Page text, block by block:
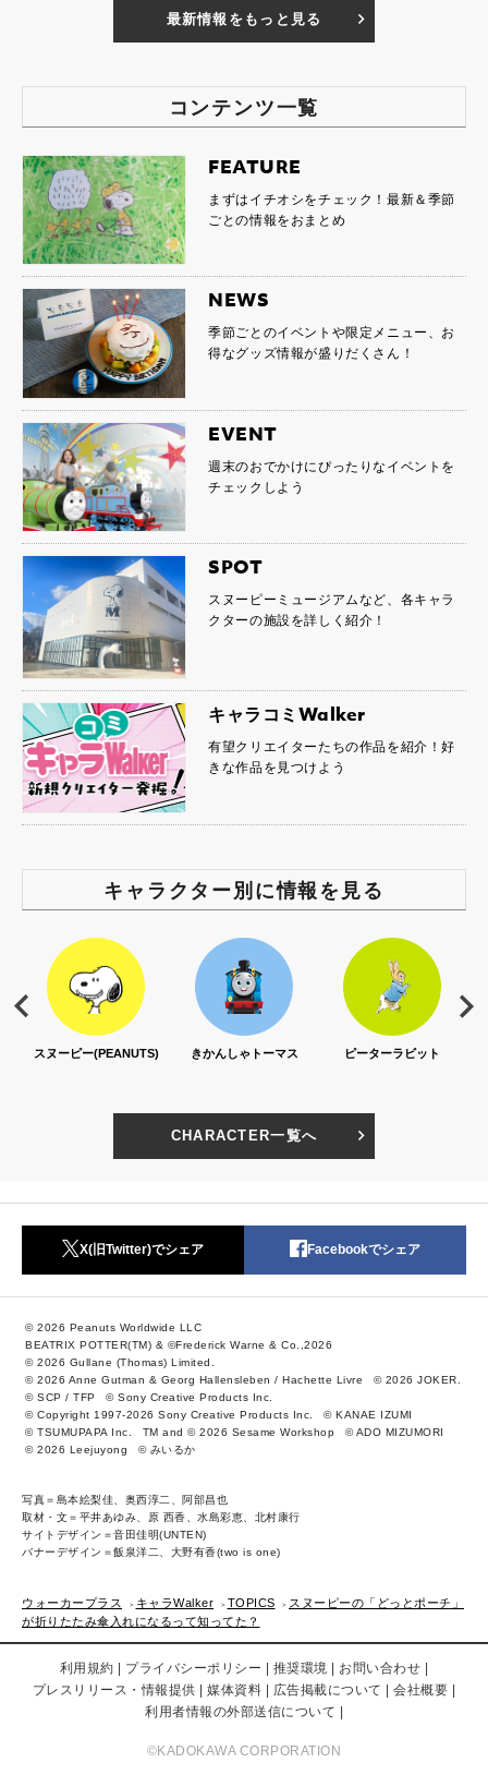
最新情報をもっと見る
コンテンツ一覧
FEATURE
まずはイチオシをチェック！最新＆季節
ごとの情報をおまとめ
NEWS
季節ごとのイベントや限定メニュー、お
得なグッズ情報が盛りだくさん！
EVENT
週末のおでかけにぴったりなイベントを
チェックしよう
SPOT
スヌーピーミュージアムなど、各キャラ
クターの施設を詳しく紹介！
キャラコミWalker
有望クリエイターたちの作品を紹介！好
きな作品を見つけよう
キャラクター別に情報を見る
ヌーピー(PEANUTS) きかんしゃトーマス ピーターラビット
CHARACTER一覧へ
X(旧Twitter)でシェア Facebookでシェア
© 2026 Peanuts Worldwide LLC
BEATRIX POTTER(TM) & ©Frederick Warne & Co.,2026
© 2026 Gullane (Thomas) Limited.
© 2026 Anne Gutman & Georg Hallensleben / Hachette Livre
© 2026 JOKER.
© SCP / TFP
© Sony Creative Products Inc.
© Copyright 1997-2026 Sony Creative Products Inc.
© KANAE IZUMI
© TSUMUPAPA Inc.
TM and © 2026 Sesame Workshop
© ADO MIZUMORI
© 2026 Leejuyong
© みいるか
写真＝島本絵梨佳、奥西淳二、阿部昌也
取材・文＝平井あゆみ、原 西香、水島彩恵、北村康行
サイトデザイン＝音田佳明(UNTEN)
バナーデザイン＝飯泉洋二、大野有香(two is one)
ウォーカープラス キャラWalker TOPICS
スヌーピーの「どっとポーチ」
が折りたたみ傘入れになるって知ってた？
利用規約 プライバシーポリシー 推奨環境
お問い合わせ
プレスリリース・情報提供
媒体資料 広告掲載について
会社概要
利用者情報の外部送信について
©KADOKAWA CORPORATION